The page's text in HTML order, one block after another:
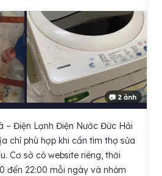
📷 2 ảnh
– Điện Lạnh Điện Nước Đức Hải
chỉ phù hợp khi cần tìm thợ sửa
Cơ sở có website riêng, thời
đến 22:00 mỗi ngày và nhóm